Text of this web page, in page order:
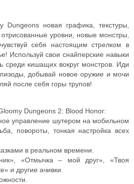
Dungeons новая графика, текстуры,
уровни, новые монстры,
себя настоящим стрелком в
Используй свои снайперские навыки
среди кишащих вокруг монстров. Иди
добывай новое оружие и мочи
после себя горы трупов!
Dungeons 2: Blood Honor:
управление шутером на мобильном
повороты, тонкая настройка всех
в реальном времени.
«Отмычка – мой друг», «Твоя
и другие ачивки.